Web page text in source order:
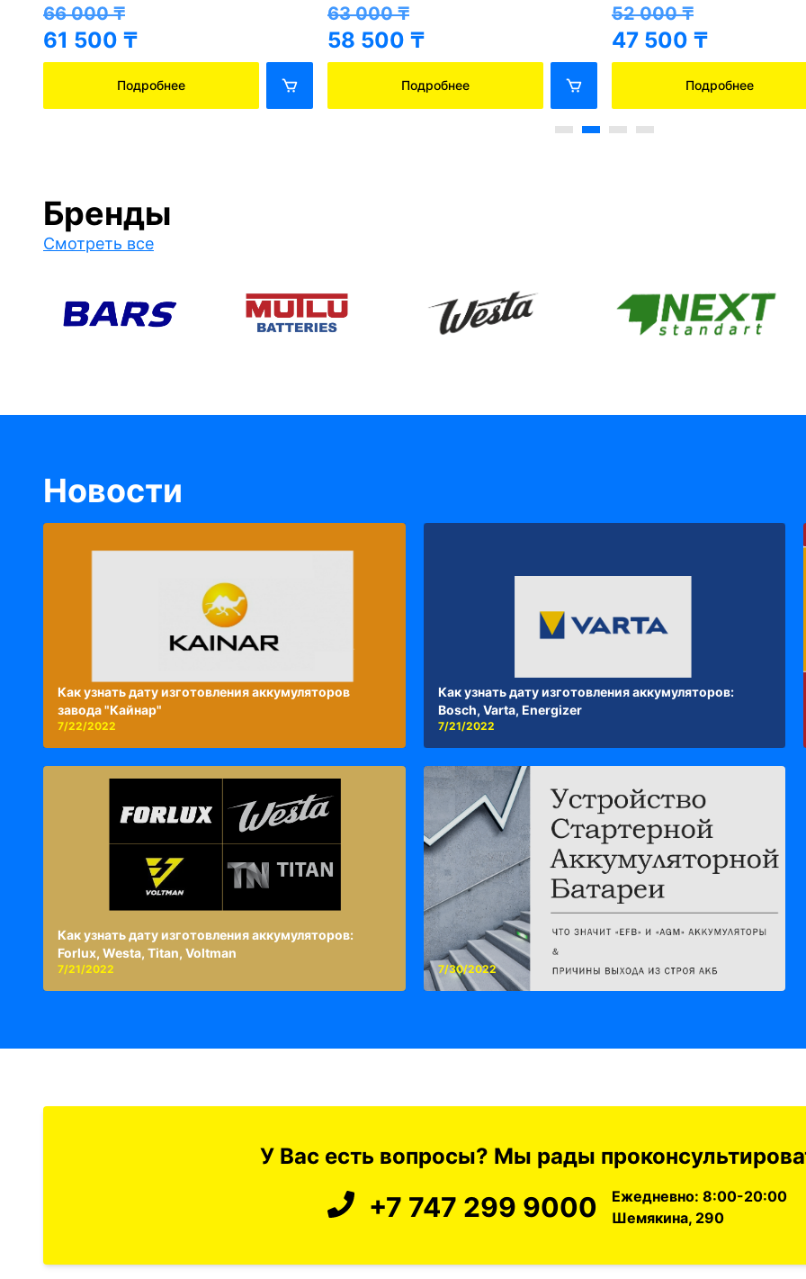
66 000₸
61 500 ₸
Подробнее
63 000₸
58 500 ₸
Подробнее
52 000₸
47 500 ₸
Подробнее
Бренды
Смотреть все
Новости
Как узнать дату изготовления аккумуляторов
завода "Кайнар"
7/22/2022
Как узнать дату изготовления аккумуляторов:
Bosch, Varta, Energizer
7/21/2022
Как узнать дату изготовления аккумуляторов:
Forlux, Westa, Titan, Voltman
7/21/2022 7/30/2022
У Вас есть вопросы? Мы рады
+7 747 299 9000
Ежедневно: 8:00-20:00
Шемякина, 290